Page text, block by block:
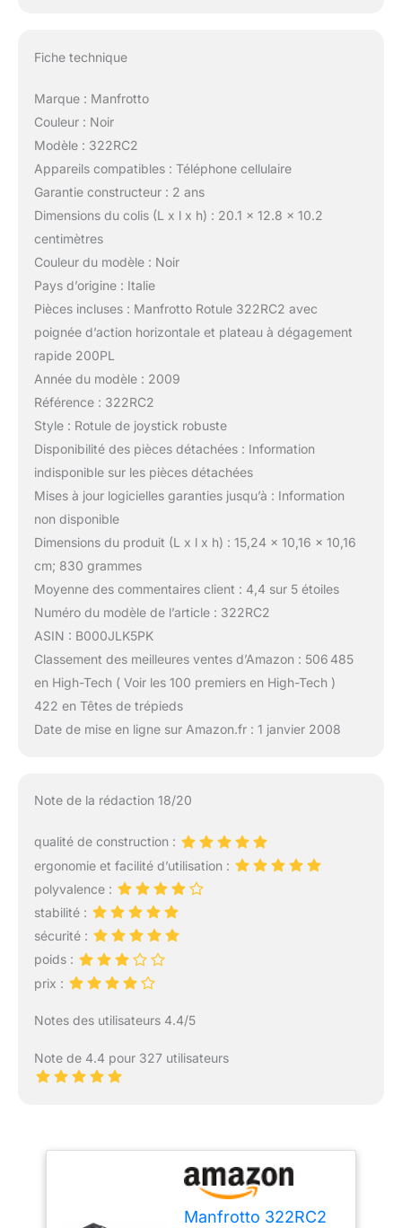
Fiche technique
Marque : Manfrotto
Couleur : Noir
Modèle : 322RC2
Appareils compatibles : Téléphone cellulaire
Garantie constructeur : 2 ans
Dimensions du colis (L x l x h) : 20.1 x 12.8 x 10.2
centimètres
Couleur du modèle : Noir
Pays d’origine : Italie
Pièces incluses : Manfrotto Rotule 322RC2 avec
poignée d’action horizontale et plateau à dégagement
rapide 200PL
Année du modèle : 2009
Référence : 322RC2
Style : Rotule de joystick robuste
Disponibilité des pièces détachées : Information
indisponible sur les pièces détachées
Mises à jour logicielles garanties jusqu’à : Information
non disponible
Dimensions du produit (L x l x h) : 15,24 x 10,16 x 10,16
cm; 830 grammes
Moyenne des commentaires client : 4,4 sur 5 étoiles
Numéro du modèle de l’article : 322RC2
ASIN : B000JLK5PK
Classement des meilleures ventes d’Amazon : 506 485
en High-Tech ( Voir les 100 premiers en High-Tech )
422 en Têtes de trépieds
Date de mise en ligne sur Amazon.fr : 1 janvier 2008
Note de la rédaction 18/20
qualité de construction :
ergonomie et facilité d’utilisation :
polyvalence :
stabilité :
sécurité :
poids :
prix :
Notes des utilisateurs 4.4/5
Note de 4.4 pour 327 utilisateurs
Manfrotto 322RC2